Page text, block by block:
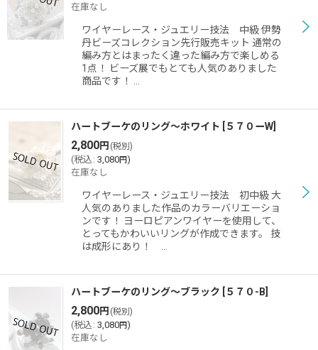
在庫なし
ワイヤーレース・ジュエリー技法 中級 伊勢
丹ビーズコレクション先行販売キット 通常の
編み方とはまったく違った編み方で楽しめる
1点！ ビーズ展でもとても人気のありました
商品です！ …
ハートブーケのリング〜ホワイト ５７０ーW
2,800円 (税別)
(税込 : 3,080円)
在庫なし
ワイヤーレース・ジュエリー技法 初中級 大
人気のありました作品のカラーバリエーショ
ンです！ ヨーロピアンワイヤーを使用して、
とってもかわいいリングが作成できます。 技
は成形にあり！ …
ハートブーケのリング〜ブラック ５７０-B
2,800円 (税別)
(税込 : 3,080円)
在庫なし